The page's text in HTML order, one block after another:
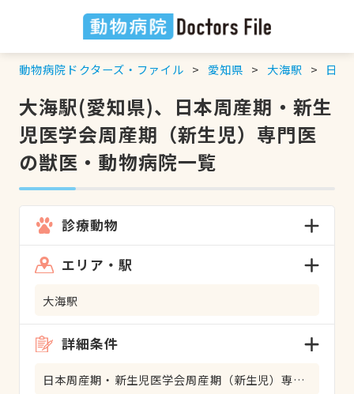
動物病院ドクターズ・ファイル 愛知県 大海駅 日
大海駅(愛知県)、日本周産期・新生
児医学会周産期（新生児）専門医
の獣医・動物病院一覧
診療動物
エリア・駅
大海駅
詳細条件
日本周産期・新生児医学会周産期（新生児）専門医